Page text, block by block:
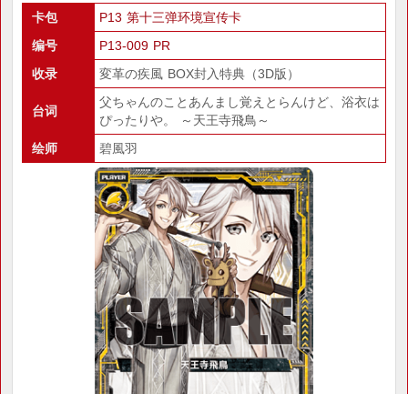
卡包
P13 第十三弹环境宣传卡
编号
P13-009 PR
收录
変革の疾風 BOX封入特典（3D版）
台词
父ちゃんのことあんまし覚えとらんけど、浴衣は
ぴったりや。 ～天王寺飛鳥～
绘师
碧風羽